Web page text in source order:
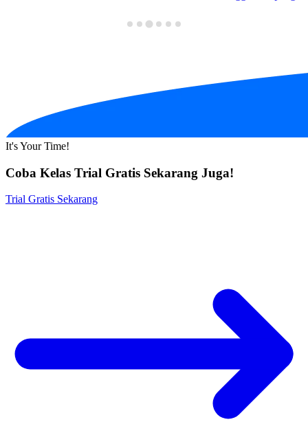
It's Your Time!
Coba Kelas Trial Gratis Sekarang Juga!
Trial Gratis Sekarang